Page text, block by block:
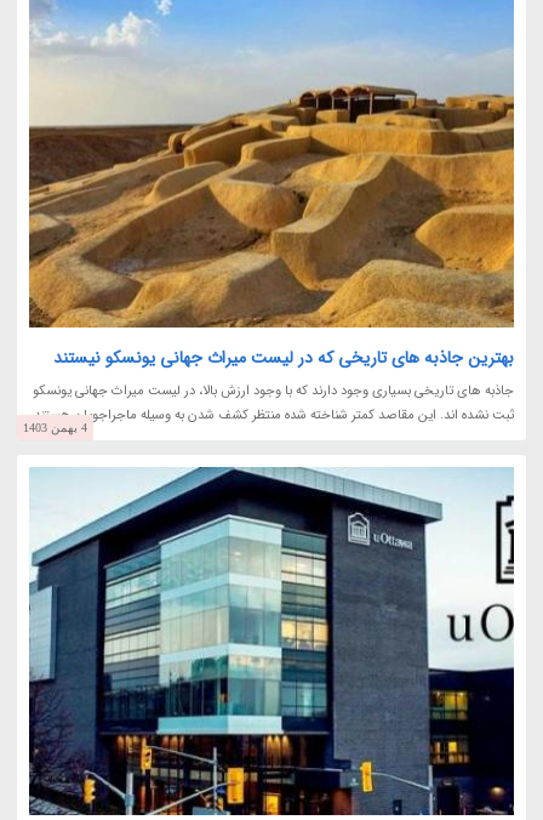
بهترین جاذبه های تاریخی که در لیست میراث جهانی یونسکو نیستند
جاذبه های تاریخی بسیاری وجود دارند که با وجود ارزش بالا، در لیست میراث جهانی یونسکو
ثبت نشده اند. این مقاصد کمتر شناخته شده منتظر کشف شدن به وسیله ماجراجویان هستند.
4 بهمن 1403